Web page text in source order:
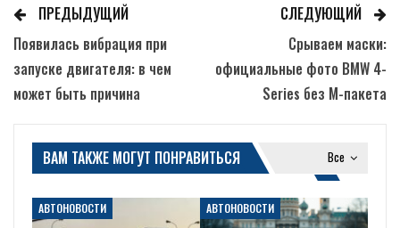
ПРЕДЫДУЩИЙ
Появилась вибрация при
запуске двигателя: в чем
может быть причина
СЛЕДУЮЩИЙ
Срываем маски:
официальные фото BMW 4-
Series без М-пакета
Все
ВАМ ТАКЖЕ МОГУТ ПОНРАВИТЬСЯ
АВТОНОВОСТИ АВТОНОВОСТИ